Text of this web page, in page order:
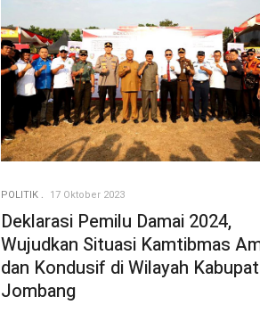
POLITIK 17 Oktober 2023
Deklarasi Pemilu Damai 2024,
Wujudkan Situasi Kamtibmas
dan Kondusif di Wilayah
Jombang